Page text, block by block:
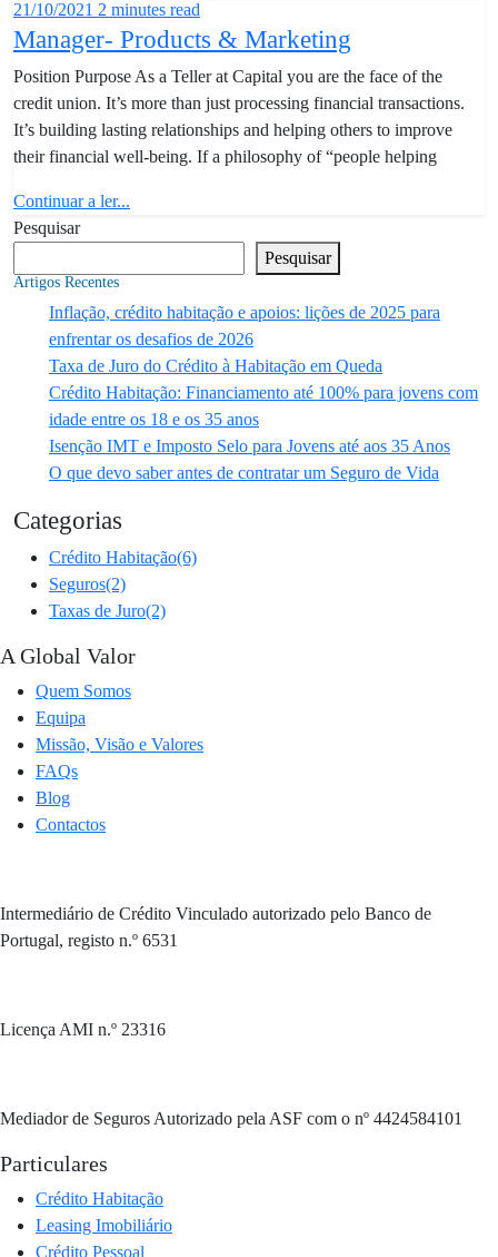
21/10/2021 2 minutes read
Manager- Products & Marketing
Position Purpose As a Teller at Capital you are the face of the
credit union. It’s more than just processing financial transactions.
It’s building lasting relationships and helping others to improve
their financial well-being. If a philosophy of “people helping
Continuar a ler...
Pesquisar
Pesquisar
Artigos Recentes
Inflação, crédito habitação e apoios: lições de 2025 para
enfrentar os desafios de 2026
Taxa de Juro do Crédito à Habitação em Queda
Crédito Habitação: Financiamento até 100% para jovens com
idade entre os 18 e os 35 anos
Isenção IMT e Imposto Selo para Jovens até aos 35 Anos
O que devo saber antes de contratar um Seguro de Vida
Categorias
Crédito Habitação(6)
Seguros(2)
Taxas de Juro(2)
A Global Valor
Quem Somos
Equipa
Missão, Visão e Valores
FAQs
Blog
Contactos
Intermediário de Crédito Vinculado autorizado pelo Banco de
Portugal, registo n.º 6531
Licença AMI n.º 23316
Mediador de Seguros Autorizado pela ASF com o nº 4424584101
Particulares
Crédito Habitação
Leasing Imobiliário
Crédito Pessoal